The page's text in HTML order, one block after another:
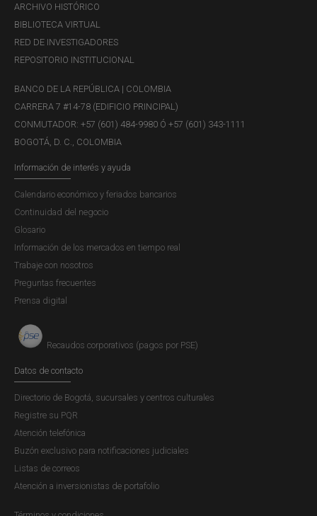
ARCHIVO HISTÓRICO
BIBLIOTECA VIRTUAL
RED DE INVESTIGADORES
REPOSITORIO INSTITUCIONAL
BANCO DE LA REPÚBLICA | COLOMBIA
CARRERA 7 #14-78 (EDIFICIO PRINCIPAL)
CONMUTADOR: +57 (601) 484-9980 Ó +57 (601) 343-1111
BOGOTÁ, D. C., COLOMBIA
Información de interés y ayuda
Calendario económico y feriados bancarios
Continuidad del negocio
Glosario
Información de los mercados en tiempo real
Trabaje con nosotros
Preguntas frecuentes
Prensa digital
Recaudos corporativos (pagos por PSE)
Datos de contacto
Directorio de Bogotá, sucursales y centros culturales
Registre su PQR
Atención telefónica
Buzón exclusivo para notificaciones judiciales
Listas de correos
Atención a inversionistas de portafolio